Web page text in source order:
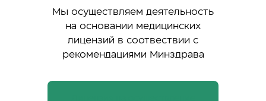
Мы осуществляем деятельность
на основании медицинских
лицензий в соотвествии с
рекомендациями Минздрава